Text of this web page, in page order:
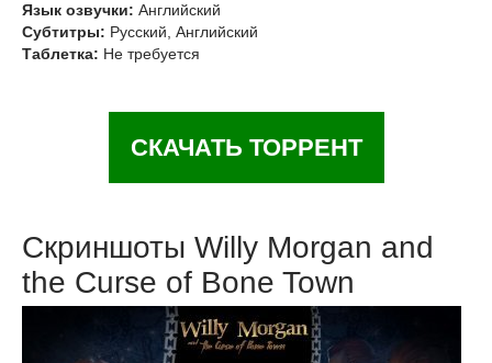
Язык озвучки: Английский
Субтитры: Русский, Английский
Таблетка: Не требуется
СКАЧАТЬ ТОРРЕНТ
Скриншоты Willy Morgan and
the Curse of Bone Town